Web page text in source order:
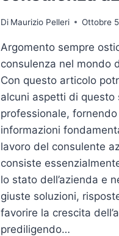
Di Maurizio Pelleri Ottobre
Argomento sempre
consulenza nel mondo
Con questo articolo
alcuni aspetti di questo
professionale,
informazioni
lavoro del consulente
consiste
lo stato dell’azienda e
giuste soluzioni,
favorire la crescita
prediligendo…